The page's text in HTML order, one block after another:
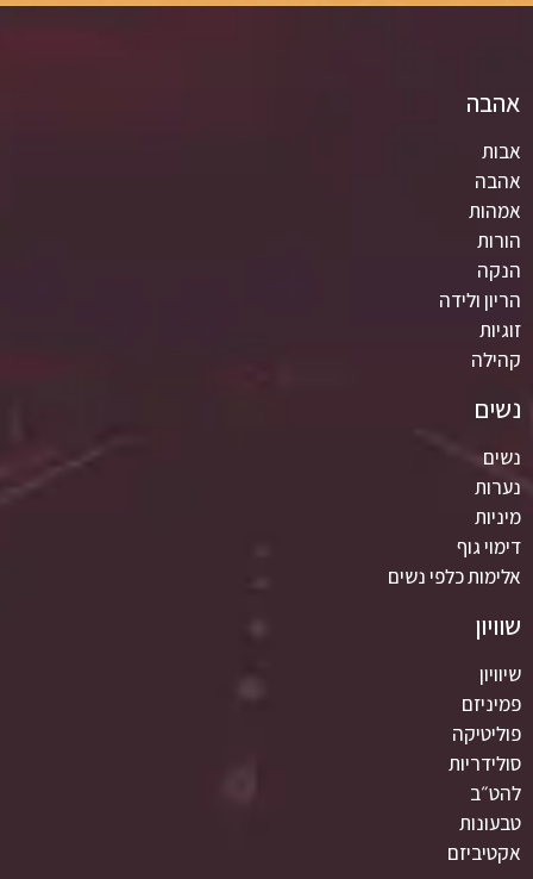
אהבה
אבות
אהבה
אמהות
הורות
הנקה
הריון ולידה
זוגיות
קהילה
נשים
נשים
נערות
מיניות
דימוי גוף
אלימות כלפי נשים
שוויון
שיוויון
פמיניזם
פוליטיקה
סולידריות
להט״ב
טבעונות
אקטיביזם